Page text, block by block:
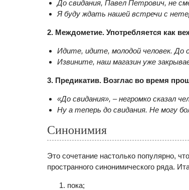
До свидания, Павел Петрович, не
Я буду ждать нашей встречи с
2. Междометие. Употребляется как
Идите, идите, молодой человек. До
Извините, наш магазин уже
3. Предикатив. Возглас во время
«До свидания», – негромко сказал
Ну а теперь до свидания. Не могу
Синонимия
Это сочетание настолько популярно,
пространного синонимического ряда.
пока;